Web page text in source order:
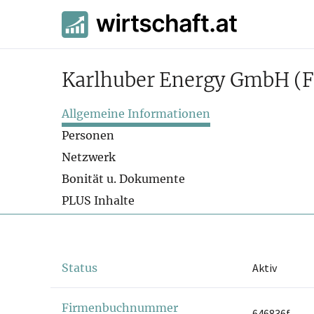
Karlhuber Energy GmbH
Allgemeine Informationen
Personen
Netzwerk
Bonität u. Dokumente
PLUS Inhalte
Status Aktiv
Firmenbuchnummer